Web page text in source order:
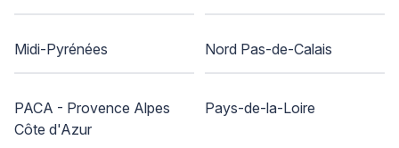
Midi-Pyrénées Nord Pas-de-Calais
PACA - Provence Alpes
Côte d'Azur
Pays-de-la-Loire